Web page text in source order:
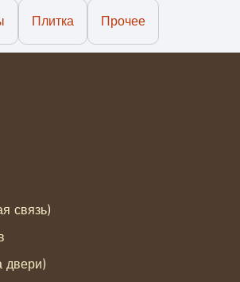
Плитка Прочее
связь)
двери)